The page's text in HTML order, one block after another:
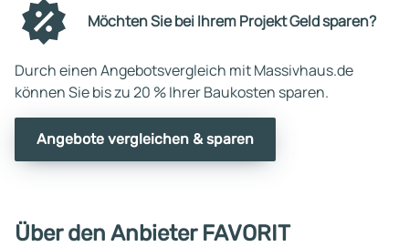
Möchten Sie bei Ihrem Projekt Geld sparen?
Durch einen Angebotsvergleich mit Massivhaus.de
können Sie bis zu 20 % Ihrer Baukosten sparen.
Angebote vergleichen & sparen
Über den Anbieter FAVORIT